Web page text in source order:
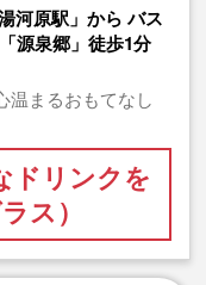
河原駅」から バス
源泉郷」徒歩1分
温まるおもてなし
ドリンクを
ス）